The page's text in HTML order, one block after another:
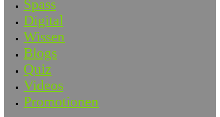
Spass
Digital
Wissen
Blogs
Quiz
Videos
Promotionen